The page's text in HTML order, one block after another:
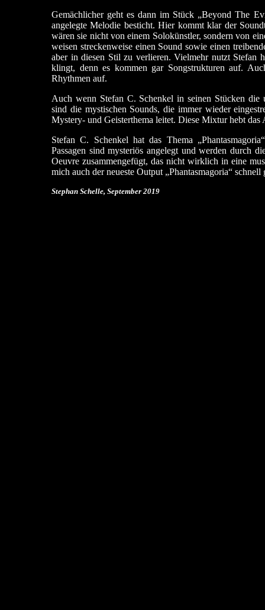
Gemächlicher geht es dann im Stück „Beyond The
angelegte Melodie besticht. Hier kommt klar der
wären sie nicht von einem Solokünstler, sondern von
weisen streckenweise einen Sound sowie einen
aber in diesen Stil zu verlieren. Vielmehr nutzt Stefan
klingt, denn es kommen gar Songstrukturen auf.
Rhythmen auf.
Auch wenn Stefan C. Schenkel in seinen Stücken die
sind die mystischen Sounds, die immer wieder
Mystery- und Geisterthema leitet. Diese Mixtur hebt das
Stefan C. Schenkel hat das Thema
Passagen sind mysteriös angelegt und werden durch
Oeuvre zusammengefügt, das nicht wirklich in eine
mich auch der neueste Output „Phantasmagoria“ schnell
Stephan Schelle, September 2019